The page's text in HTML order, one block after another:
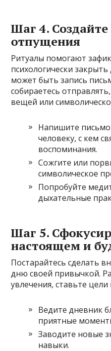
Шаг 4.
отпущения
Ритуалы помогают
психологически
может быть запись
собираетесь
вещей или
Напишите
человеку, с кем
воспоминания.
Сожгите или
символическое
Попробуйте
дыхательные
Шаг 5.
настоящем и
Постарайтесь сделать
дню своей привычкой.
увлечения, ставьте
Ведите дневник
приятные
Заводите новые
навыки.